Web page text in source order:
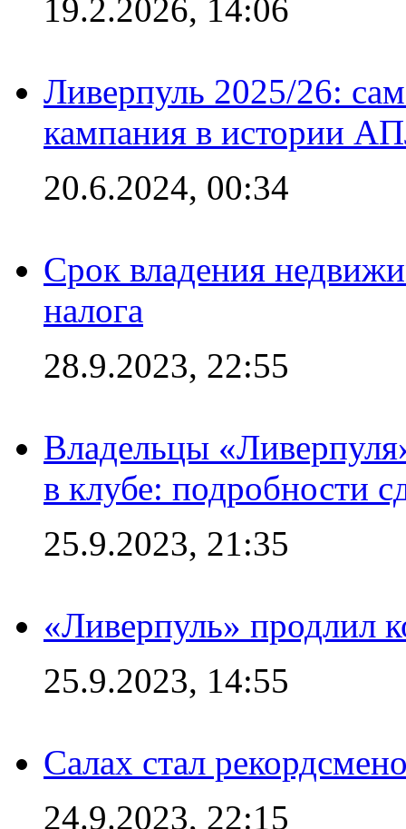
19.2.2026, 14:06
Ливерпуль 2025/26:
кампания в истории
20.6.2024, 00:34
Срок владения
налога
28.9.2023, 22:55
Владельцы
в клубе: подробности
25.9.2023, 21:35
«Ливерпуль» продлил
25.9.2023, 14:55
Салах стал
24.9.2023, 22:15